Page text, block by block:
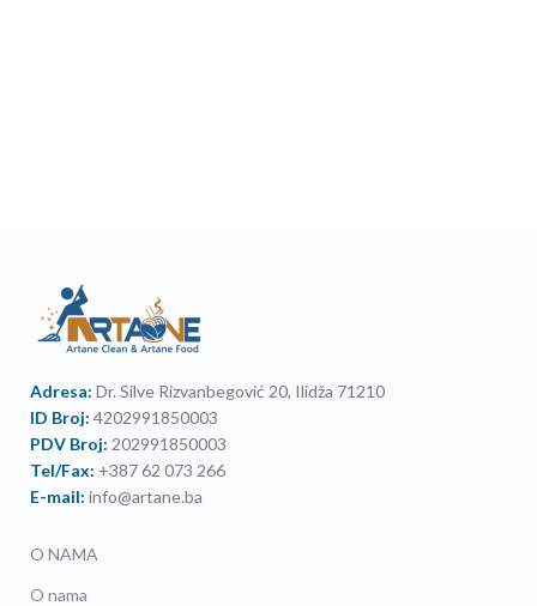
Adresa: Dr. Silve Rizvanbegović 20, Ilidža 71210
ID Broj: 4202991850003
PDV Broj: 202991850003
Tel/Fax: +387 62 073 266
E-mail: info@artane.ba
O NAMA
O nama